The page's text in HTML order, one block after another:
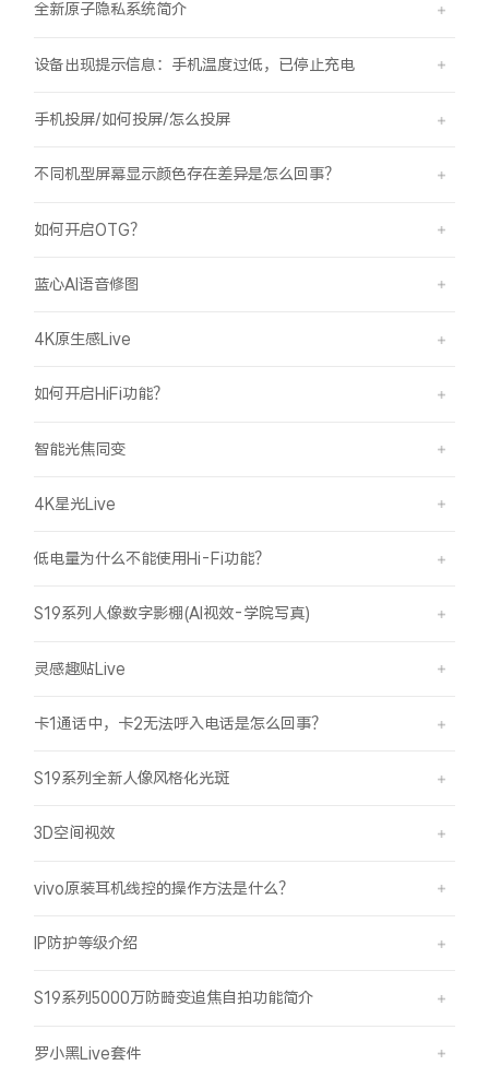
全新原子隐私系统简介
设备出现提示信息：手机温度过低，已停止充电
手机投屏/如何投屏/怎么投屏
不同机型屏幕显示颜色存在差异是怎么回事？
如何开启OTG？
蓝心AI语音修图
4K原生感Live
如何开启HiFi功能？
智能光焦同变
4K星光Live
低电量为什么不能使用Hi-Fi功能？
S19系列人像数字影棚(AI视效-学院写真)
灵感趣贴Live
卡1通话中，卡2无法呼入电话是怎么回事？
S19系列全新人像风格化光斑
3D空间视效
vivo原装耳机线控的操作方法是什么？
IP防护等级介绍
S19系列5000万防畸变追焦自拍功能简介
罗小黑Live套件